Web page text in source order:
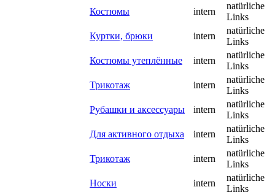
Костюмы
intern
natürliche
Links
Куртки, брюки
intern
natürliche
Links
Костюмы утеплённые
intern
natürliche
Links
Трикотаж
intern
natürliche
Links
Рубашки и аксессуары
intern
natürliche
Links
Для активного отдыха
intern
natürliche
Links
Трикотаж
intern
natürliche
Links
Носки
intern
natürliche
Links